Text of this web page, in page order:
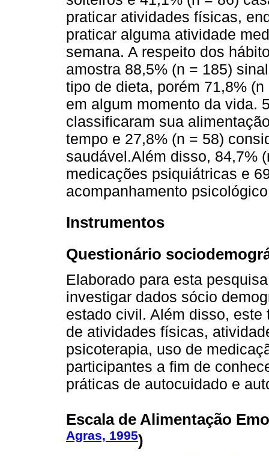
praticar atividades físicas,
praticar alguma atividade
semana. A respeito dos
amostra 88,5% (n = 185)
tipo de dieta, porém 71,8%
em algum momento da vida.
classificaram sua
tempo e 27,8% (n = 58)
saudável.Além disso, 84,7%
medicações psiquiátricas e
acompanhamento
Instrumentos
Questionário
Elaborado para esta
investigar dados sócio
estado civil. Além disso,
de atividades físicas,
psicoterapia, uso de
participantes a fim de
práticas de autocuidado e
Escala de Alimentação
Agras, 1995)